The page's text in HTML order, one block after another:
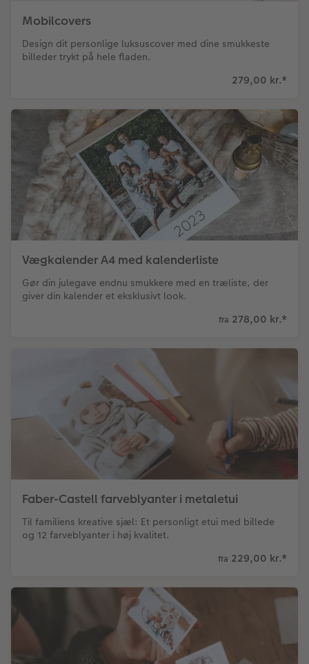
Mobilcovers
Design dit personlige luksuscover med dine smukkeste
billeder trykt på hele fladen.
279,00 kr.*
Vægkalender A4 med kalenderliste
Gør din julegave endnu smukkere med en træliste, der
giver din kalender et eksklusivt look.
fra 278,00 kr.*
Faber-Castell farveblyanter i metaletui
Til familiens kreative sjæl: Et personligt etui med billede
og 12 farveblyanter i høj kvalitet.
fra 229,00 kr.*